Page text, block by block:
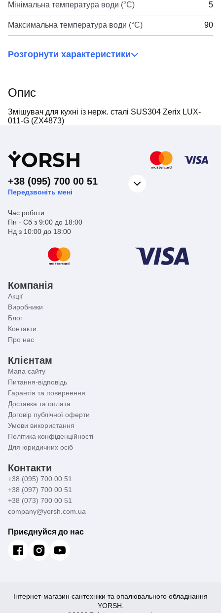
Мінімальна температура води (°C) 5
Максимальна температура води (°C) 90
Розгорнути характеристики
Опис
Змішувач для кухні із нерж. сталі SUS304 Zerix LUX-
011-G (ZX4873)
YORSH
+38 (095) 700 00 51
Передзвоніть мені
Час роботи
Пн - Сб з 9:00 до 18:00
Нд з 10:00 до 18:00
Компанія
Акції
Виробники
Блог
Контакти
Про нас
Клієнтам
Мапа сайту
Питання-відповідь
Гарантія та повернення
Доставка та оплата
Договір публічної оферти
Умови використання
Політика конфіденційності
Для юридичних осіб
Контакти
+38 (095) 700 00 51
+38 (097) 700 00 51
+38 (073) 700 00 51
company@yorsh.com.ua
Приєднуйся до нас
Інтернет-магазин сантехніки та опалювального обладнання
YORSH.